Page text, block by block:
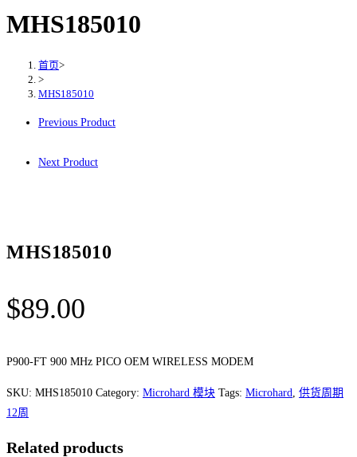
MHS185010
首页>
>
MHS185010
Previous Product
Next Product
MHS185010
$89.00
P900-FT 900 MHz PICO OEM WIRELESS MODEM
SKU: MHS185010 Category: Microhard 模块 Tags: Microhard
供货周期
12周
Related products